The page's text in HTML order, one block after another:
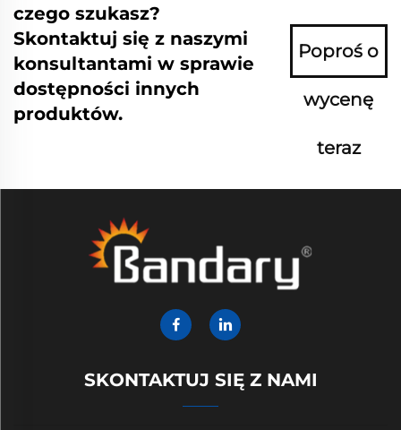
czego szukasz?
Skontaktuj się z naszymi
konsultantami w sprawie
dostępności innych
produktów.
Poproś o
wycenę
teraz
SKONTAKTUJ SIĘ Z NAMI